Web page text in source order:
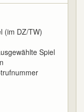
(im DZ/TW)
Spiel